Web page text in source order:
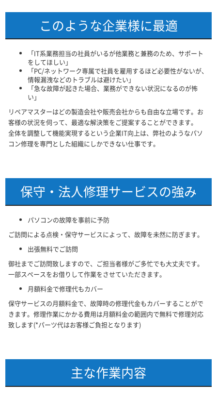
このような企業様に最適
「IT系業務担当の社員がいるが他業務と兼務のため、サポート
をしてほしい」
「PC/ネットワーク専属で社員を雇用するほど必要性がないが、
情報漏洩などのトラブルは避けたい」
「急な故障が起きた場合、業務ができない状況になるのが怖
い」
リペアマスターはどの製造会社や販売会社からも自由な立場です。お
客様の状況を伺って、最適な解決策をご提案することができます。
全体を調整して機能実現するという企業IT向上は、弊社のようなパソ
コン修理を専門とした組織にしかできない仕事です。
保守・法人修理サービスの強み
パソコンの故障を事前に予防
ご訪問による点検・保守サービスによって、故障を未然に防ぎます。
出張無料でご訪問
御社までご訪問致しますので、ご担当者様がご多忙でも大丈夫です。
一部スペースをお借りして作業をさせていただきます。
月額料金で修理代もカバー
保守サービスの月額料金で、故障時の修理代金もカバーすることがで
きます。修理作業にかかる費用は月額料金の範囲内で無料で修理対応
致します(*パーツ代はお客様ご負担となります)
主な作業内容